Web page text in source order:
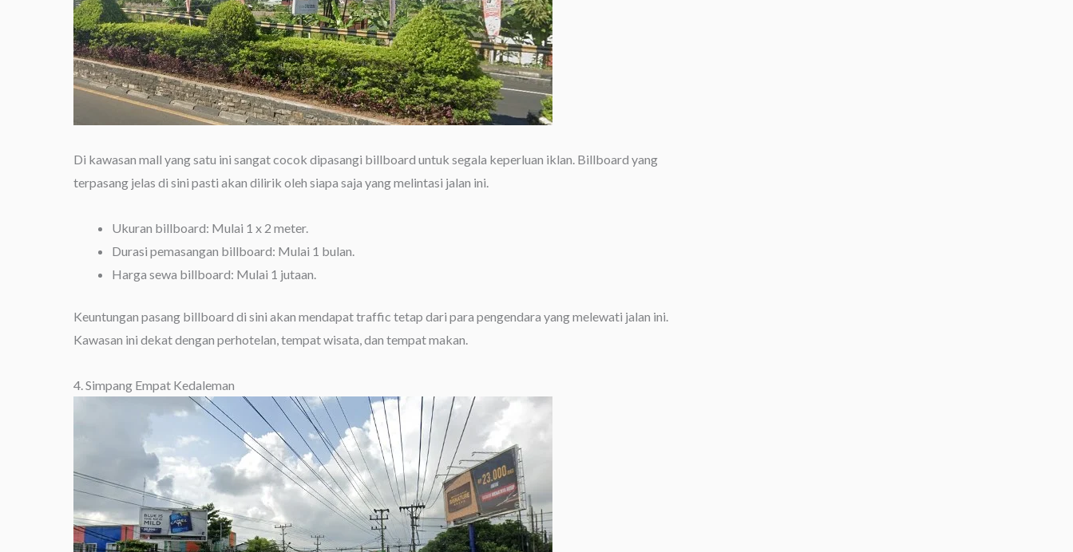
Di kawasan mall yang satu ini sangat cocok dipasangi billboard untuk segala keperluan iklan. Billboard yang
terpasang jelas di sini pasti akan dilirik oleh siapa saja yang melintasi jalan ini.
Ukuran billboard: Mulai 1 x 2 meter.
Durasi pemasangan billboard: Mulai 1 bulan.
Harga sewa billboard: Mulai 1 jutaan.
Keuntungan pasang billboard di sini akan mendapat traffic tetap dari para pengendara yang melewati jalan ini.
Kawasan ini dekat dengan perhotelan, tempat wisata, dan tempat makan.
4. Simpang Empat Kedaleman